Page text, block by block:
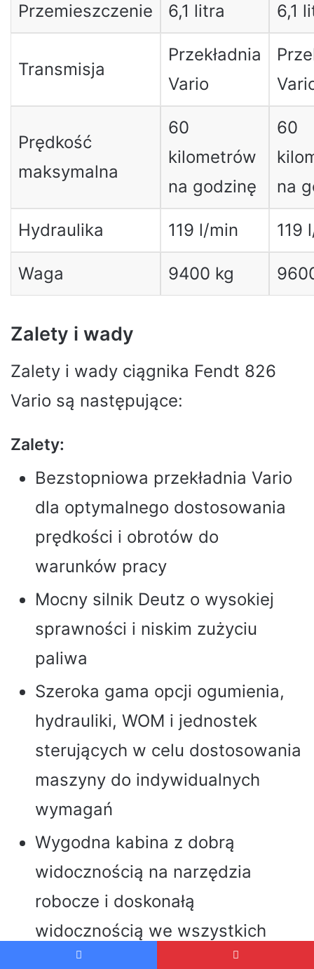
Przemieszczenie 6,1 litra 6,1
Transmisja
Przekładnia
Vario
Prędkość
maksymalna
60
kilometrów
na godzinę
60
na
Hydraulika 119 l/min 119
Waga 9400 kg
Zalety i wady
Zalety i wady ciągnika Fendt 826
Vario są następujące:
Zalety:
Bezstopniowa przekładnia Vario
dla optymalnego dostosowania
prędkości i obrotów do
warunków pracy
Mocny silnik Deutz o wysokiej
sprawności i niskim zużyciu
paliwa
Szeroka gama opcji ogumienia,
hydrauliki, WOM i jednostek
sterujących w celu dostosowania
maszyny do indywidualnych
wymagań
Wygodna kabina z dobrą
widocznością na narzędzia
robocze i doskonałą
widocznością we wszystkich
kierunkach